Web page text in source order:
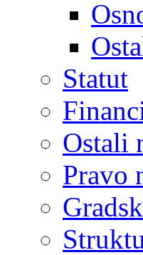
Statut
Ostali
Pravo